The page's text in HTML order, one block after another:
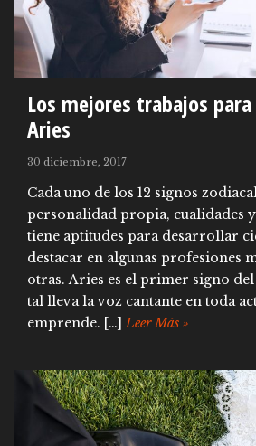
Los mejores trabajos
Aries
30 diciembre, 2017
Cada uno de los 12 signos
personalidad propia, cualidades y
tiene aptitudes para desarrollar
destacar en algunas profesiones
otras. Aries es el primer signo
tal lleva la voz cantante en toda
emprende. […] Leer Más »